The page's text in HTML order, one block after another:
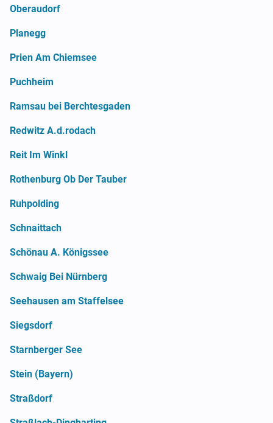
Oberaudorf
Planegg
Prien Am Chiemsee
Puchheim
Ramsau bei Berchtesgaden
Redwitz A.d.rodach
Reit Im Winkl
Rothenburg Ob Der Tauber
Ruhpolding
Schnaittach
Schönau A. Königssee
Schwaig Bei Nürnberg
Seehausen am Staffelsee
Siegsdorf
Starnberger See
Stein (Bayern)
Straßdorf